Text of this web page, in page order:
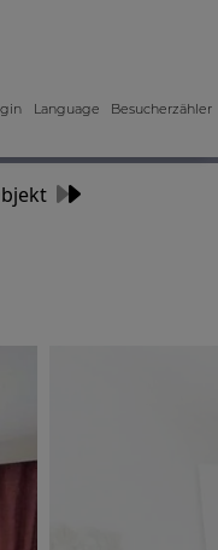
Language Besucherzähler